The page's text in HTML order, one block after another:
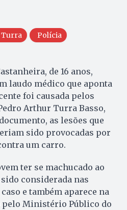
Turra Polícia
de 16 anos,
laudo médico que aponta
foi causada pelos
Arthur Turra Basso,
as lesões que
sido provocadas por
um carro.
ter se machucado ao
considerada nas
e também aparece na
pelo Ministério Público do